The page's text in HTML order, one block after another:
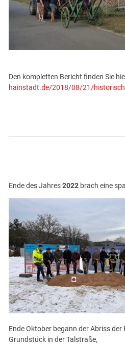
Den kompletten Bericht finden Sie
hainstadt.de/2018/08/21/
Ende des Jahres2022 brach eine
Ende Oktober begann der Abriss
Grundstück in der Talstraße,